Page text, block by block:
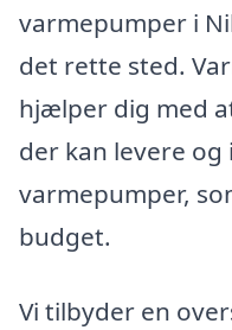
varmepumper i
det rette sted.
hjælper dig med
der kan levere
varmepumper,
budget.
Vi tilbyder en